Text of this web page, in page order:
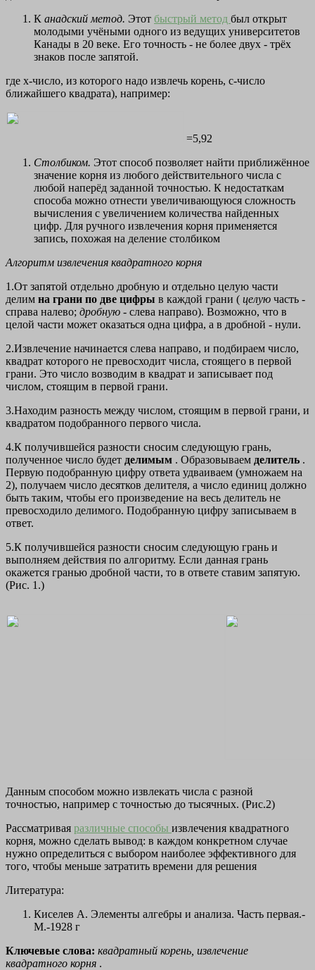
К анадский метод. Этот быстрый метод был открыт
молодыми учёными одного из ведущих университетов
Канады в 20 веке. Его точность - не более двух - трёх
знаков после запятой.
где х-число, из которого надо извлечь корень, с-число
ближайшего квадрата), например:
=5,92
Столбиком. Этот способ позволяет найти приближённое
значение корня из любого действительного числа с
любой наперёд заданной точностью. К недостаткам
способа можно отнести увеличивающуюся сложность
вычисления с увеличением количества найденных
цифр. Для ручного извлечения корня применяется
запись, похожая на деление столбиком
Алгоритм извлечения квадратного корня
1.От запятой отдельно дробную и отдельно целую части
делим на грани по две цифры в каждой грани ( целую часть -
справа налево; дробную - слева направо). Возможно, что в
целой части может оказаться одна цифра, а в дробной - нули.
2.Извлечение начинается слева направо, и подбираем число,
квадрат которого не превосходит числа, стоящего в первой
грани. Это число возводим в квадрат и записывает под
числом, стоящим в первой грани.
3.Находим разность между числом, стоящим в первой грани, и
квадратом подобранного первого числа.
4.К получившейся разности сносим следующую грань,
полученное число будет делимым . Образовываем делитель .
Первую подобранную цифру ответа удваиваем (умножаем на
2), получаем число десятков делителя, а число единиц должно
быть таким, чтобы его произведение на весь делитель не
превосходило делимого. Подобранную цифру записываем в
ответ.
5.К получившейся разности сносим следующую грань и
выполняем действия по алгоритму. Если данная грань
окажется гранью дробной части, то в ответе ставим запятую.
(Рис. 1.)
Данным способом можно извлекать числа с разной
точностью, например с точностью до тысячных. (Рис.2)
Рассматривая различные способы извлечения квадратного
корня, можно сделать вывод: в каждом конкретном случае
нужно определиться с выбором наиболее эффективного для
того, чтобы меньше затратить времени для решения
Литература:
Киселев А. Элементы алгебры и анализа. Часть первая.-
М.-1928 г
Ключевые слова: квадратный корень, извлечение
квадратного корня .